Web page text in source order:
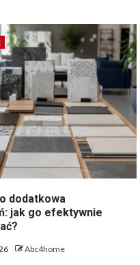
dodatkowa
jak go efektywnie
Abc4home